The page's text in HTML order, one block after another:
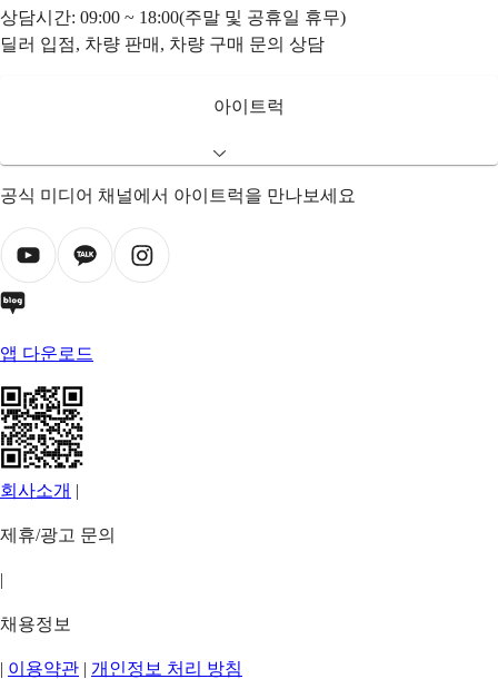
상담시간: 09:00 ~ 18:00(주말 및 공휴일 휴무)
딜러 입점, 차량 판매, 차량 구매 문의 상담
아이트럭
공식 미디어 채널에서 아이트럭을 만나보세요
앱 다운로드
회사소개 |
제휴/광고 문의
|
채용정보
| 이용약관 | 개인정보 처리 방침